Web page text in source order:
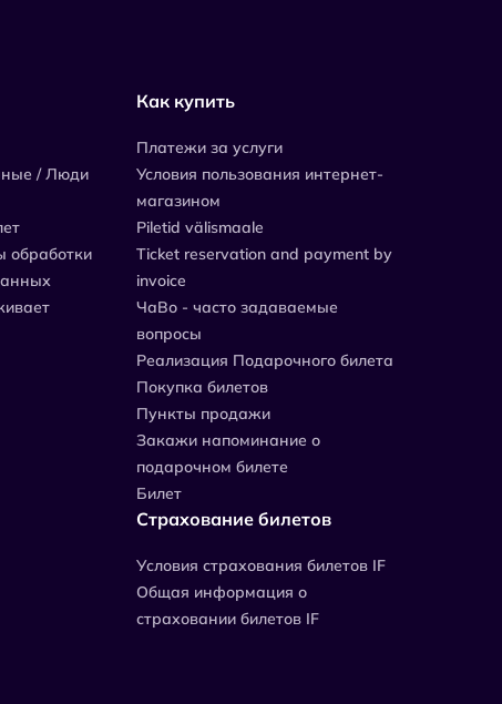
/ Люди
обработки
Как купить
Платежи за услуги
Условия пользования интернет-
магазином
Piletid välismaale
Ticket reservation and payment by
invoice
ЧаВо - часто задаваемые
вопросы
Реализация Подарочного билета
Покупка билетов
Пункты продажи
Закажи напоминание о
подарочном билете
Билет
Страхование билетов
Уcловия страхования билетов IF
Общая информация о
страховании билетов IF